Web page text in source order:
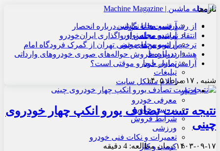
آرشیو مجله ماشین
آرشیو مجله نوآور
آرشیو مجله موتور
درباره ما
تماس با ما
تبلیغات
اعلام مشکل سایت
اخبار
معرفی خودرو
بررسی خودرو
شرایط فروش
ورزشی
تعمیرات و نکات فنی خودرو
کسب و کار
تازه‌ها
از رشد قیمت‌ها تا نگرانی درباره انحصار
انتقاد نماینده مجلس از واگذاری ایران‌خودرو
ترخیص اتوبوس‌های چینی تهران از گمرک فرودگاه امام
هشدار درباره فروش حواله‌های صوری خودروهای وارداتی
آرامش بازار خودرو موقتی است؟
شنبه , ۱۷ مرداد ۱۴۰۵
نتیجه تست تصادف یورو انکپ چهار خودروی
چینی
۱۴۰۳-۰۹-۱۷زمان مطالعه: 4 دقیقه